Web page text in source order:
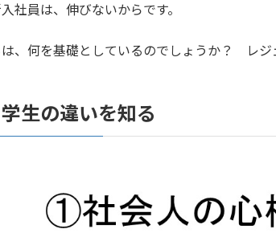
社員は、伸びないからです。
、何を基礎としているのでしょうか？ レジ
生の違いを知る